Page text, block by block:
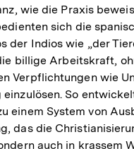
wie die Praxis
sich die
der Indios wie „der
billige Arbeitskraft,
Verpflichtungen wie
einzulösen. So
einem System von
das die
auch in krassem